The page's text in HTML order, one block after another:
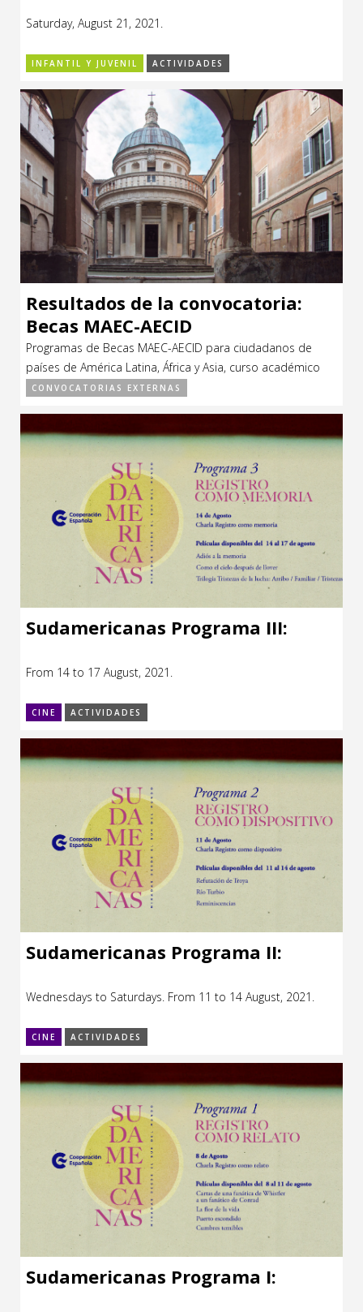
Saturday, August 21, 2021.
INFANTIL Y JUVENIL ACTIVIDADES
Resultados de la convocatoria:
Becas MAEC-AECID
Programas de Becas MAEC-AECID para ciudadanos de
países de América Latina, África y Asia, curso académico
2021-2022.
CONVOCATORIAS EXTERNAS
Sudamericanas Programa III:
From 14 to 17 August, 2021.
CINE ACTIVIDADES
Sudamericanas Programa II:
Wednesdays to Saturdays. From 11 to 14 August, 2021.
CINE ACTIVIDADES
Sudamericanas Programa I: